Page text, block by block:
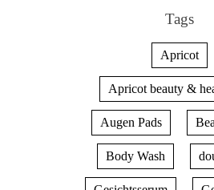
Tags
Apricot
Apricot beauty &
Augen Pads
Body Wash